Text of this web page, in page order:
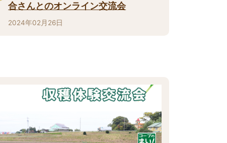
合さんとのオンライン交流会
2024年02月26日